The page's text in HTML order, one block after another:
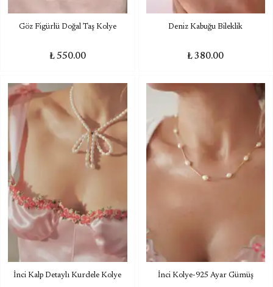
Göz Figürlü Doğal Taş Kolye
₺ 550.00
Deniz Kabuğu Bileklik
₺ 380.00
İnci Kalp Detaylı Kurdele Kolye İnci Kolye-925 Ayar Gümüş